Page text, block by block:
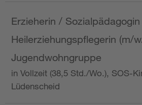
Erzieherin /
Heilerziehungspflegerin (m/
Jugendwohngruppe
in Vollzeit (38,5 Std./Wo.), SOS-
Lüdenscheid